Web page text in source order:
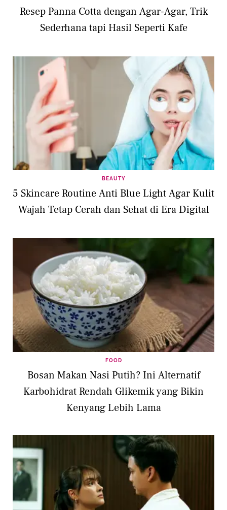
Resep Panna Cotta dengan Agar-Agar, Trik
Sederhana tapi Hasil Seperti Kafe
BEAUTY
5 Skincare Routine Anti Blue Light Agar Kulit
Wajah Tetap Cerah dan Sehat di Era Digital
FOOD
Bosan Makan Nasi Putih? Ini Alternatif
Karbohidrat Rendah Glikemik yang Bikin
Kenyang Lebih Lama